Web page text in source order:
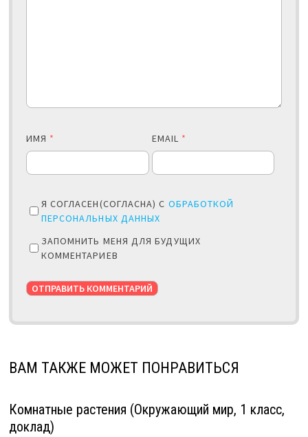
ИМЯ * EMAIL *
Я СОГЛАСЕН(СОГЛАСНА) С ОБРАБОТКОЙ
ПЕРСОНАЛЬНЫХ ДАННЫХ
ЗАПОМНИТЬ МЕНЯ ДЛЯ БУДУЩИХ
КОММЕНТАРИЕВ
ВАМ ТАКЖЕ МОЖЕТ ПОНРАВИТЬСЯ
Комнатные растения (Окружающий мир, 1 класс,
доклад)